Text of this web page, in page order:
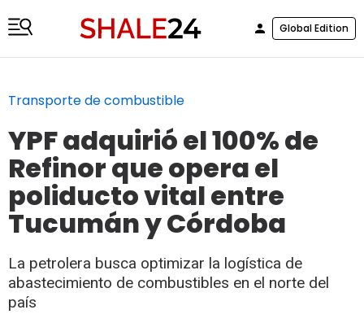
Global Edition
Transporte de combustible
YPF adquirió el 100% de
Refinor que opera el
poliducto vital entre
Tucumán y Córdoba
La petrolera busca optimizar la logística de
abastecimiento de combustibles en el norte del
país